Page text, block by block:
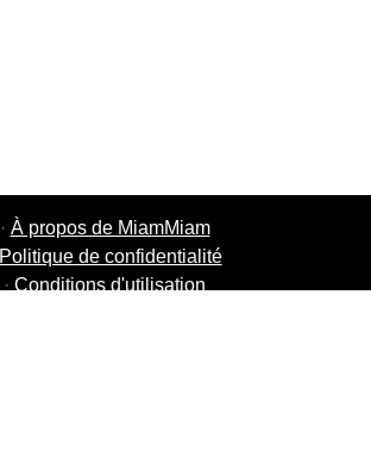
· À propos de MiamMiam
Politique de confidentialité
· Conditions d'utilisation